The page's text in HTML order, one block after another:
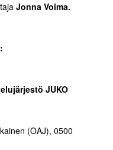
Jonna Voima.
JUKO
(OAJ), 0500